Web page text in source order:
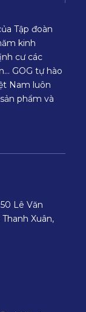
Tập đoàn
kinh
cư các
GOG tự hào
Nam luôn
phẩm và
Lê Văn
Xuân,